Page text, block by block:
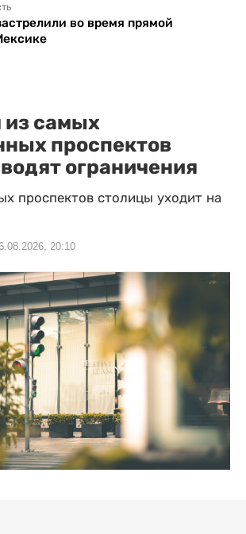
во время прямой
самых
проспектов
ограничения
проспектов столицы уходит на
20:10